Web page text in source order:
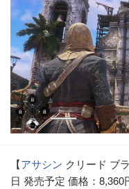
【アサシン クリード ブ
日 発売予定 価格：